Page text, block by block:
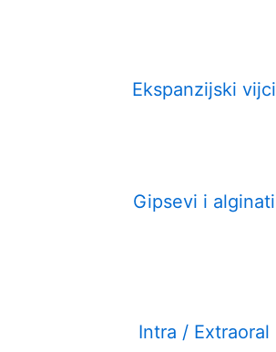
Ekspanzijski vijci
Gipsevi i alginati
Intra / Extraoral